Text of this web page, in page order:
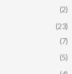
(2)
(23)
(7)
(5)